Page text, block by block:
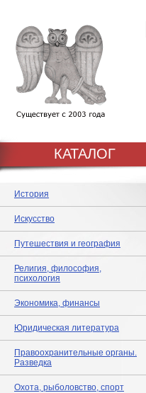
КАТАЛОГ
История
Искусство
Путешествия и география
Религия, философия,
психология
Экономика, финансы
Юридическая литература
Правоохранительные органы.
Разведка
Охота, рыболовство, спорт